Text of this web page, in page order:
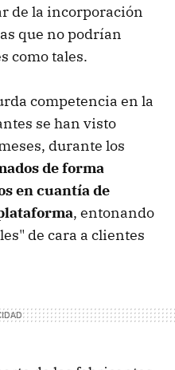
de la incorporación
que no podrían
como tales.
competencia en la
se han visto
durante los
de forma
en cuantía de
, entonando
de cara a clientes